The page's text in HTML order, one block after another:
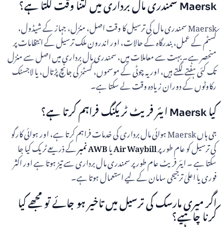
Maersk سمندری مال برداری میں کتنا وقت لگتا ہے؟
Maersk سمندری مال کی ترسیل کا وقت اصل، منزل، جہاز کے شیڈول،
کسٹم کے عمل، بندرگاہ کے حالات، اور اندرون ملک ترسیل کے انتظامات پر
منحصر ہے۔ بہت سے معاملات میں، سمندری مال برداری میں اصل سے منزل
تک کئی ہفتے لگتے ہیں، اور یہ چوٹی کے موسموں، کسٹمز کی جانچ پڑتال، یا لاجسٹک
رکاوٹوں کے دوران زیادہ وقت لے سکتا ہے۔
کیا Maersk ایئر فریٹ ٹریکنگ فراہم کرتا ہے؟
جی ہاں Maersk ہوائی مال برداری کی خدمات فراہم کرتا ہے، اور ہوائی کارگو
کی ترسیل کو عام طور پرAir WaybillیاAWB نمبر کے ذریعے ٹریک کیا جا
سکتا ہے ۔ ایئر فریٹ عام طور پر سمندری مال برداری سے تیز ہوتا ہے اور اکثر
فوری یا اعلیٰ ترجیحی سامان کے لیے استعمال ہوتا ہے۔
اگر میری مارسک کی ترسیل میں تاخیر ہو جائے تو مجھے کیا
کرنا چاہیے؟